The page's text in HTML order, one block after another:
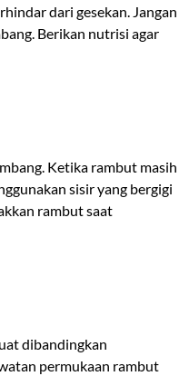
dari gesekan. Jangan
Berikan nutrisi agar
Ketika rambut masih
sisir yang bergigi
rambut saat
dibandingkan
permukaan rambut